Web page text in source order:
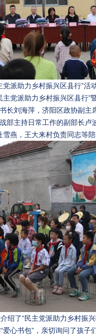
党派助力乡村振兴区县行”
党派助力乡村振兴区县行”
长刘海萍，济阳区政协副主
部主持日常工作的副部长卢
雪燕，王大来村负责同志等陪
绍了“民主党派助力乡村振
心书包”，亲切询问了孩子